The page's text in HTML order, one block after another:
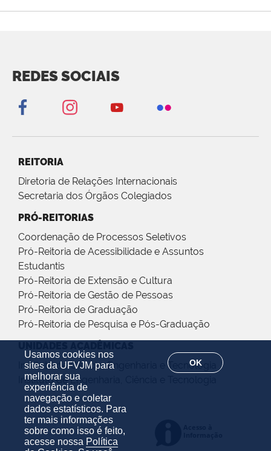
Usamos cookies nos
sites da UFVJM para
melhorar sua
experiência de
navegação e coletar
dados estatísticos. Para
ter mais informações
sobre como isso é feito,
acesse nossa Política
OK
REDES SOCIAIS
REITORIA
Diretoria de Relações Internacionais
Secretaria dos Órgãos Colegiados
PRÓ-REITORIAS
Coordenação de Processos Seletivos
Pró-Reitoria de Acessibilidade e Assuntos
Estudantis
Pró-Reitoria de Extensão e Cultura
Pró-Reitoria de Gestão de Pessoas
Pró-Reitoria de Graduação
Pró-Reitoria de Pesquisa e Pós-Graduação
Instituto de Ciência, Engenharia e Tecnologia
Instituto de Engenharia, Ciência e Tecnologia